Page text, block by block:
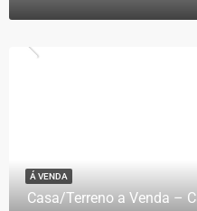
Casa/Terreno a Venda –
Á VENDA